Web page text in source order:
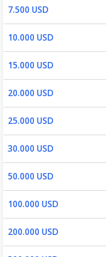
7.500 USD
10.000 USD
15.000 USD
20.000 USD
25.000 USD
30.000 USD
50.000 USD
100.000 USD
200.000 USD